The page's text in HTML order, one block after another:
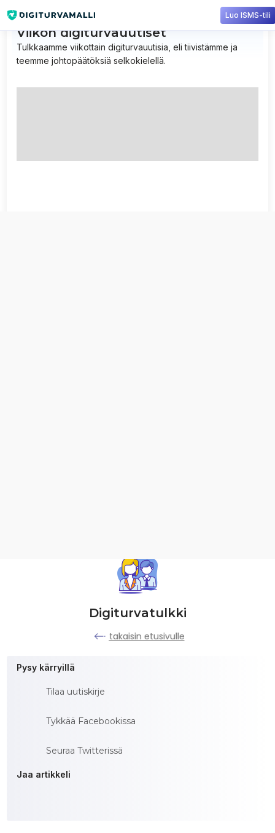
Digiturvatulkki
takaisin etusivulle
Pysy kärryillä
Tilaa uutiskirje
Tykkää Facebookissa
Seuraa Twitterissä
Jaa artikkeli
Viikon digiturvauutiset
Tulkkaamme viikottain digiturvauutisia, eli tiivistämme ja
teemme johtopäätöksiä selkokielellä.
Luo ISMS-tili